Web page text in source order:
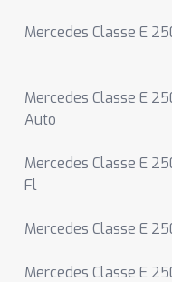
Mercedes Classe E
Mercedes Classe E
Auto
Mercedes Classe E
Fl
Mercedes Classe E
Mercedes Classe E